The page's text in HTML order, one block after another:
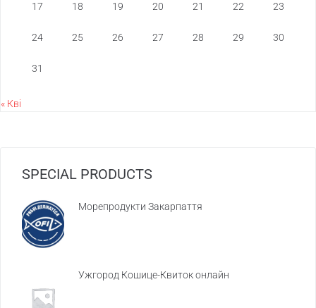
17 18 19 20 21 22 23
24 25 26 27 28 29 30
31
« Кві
SPECIAL PRODUCTS
Морепродукти Закарпаття
Ужгород Кошице-Квиток онлайн